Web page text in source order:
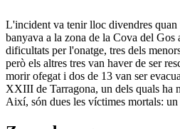
L'incident va tenir lloc divendres quan
banyava a la zona de la Cova del Gos
dificultats per l'onatge, tres dels
però els altres tres van haver de ser
morir ofegat i dos de 13 van ser
XXIII de Tarragona, un dels quals ha
Així, són dues les víctimes mortals: